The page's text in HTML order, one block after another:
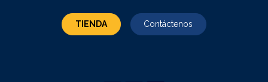
TIENDA Contáctenos